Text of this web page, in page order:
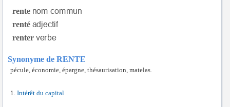
rente
renté
renter
Synonyme de RENTE
pécule, économie, épargne, thésaurisation, matelas.
Intérêt du capital